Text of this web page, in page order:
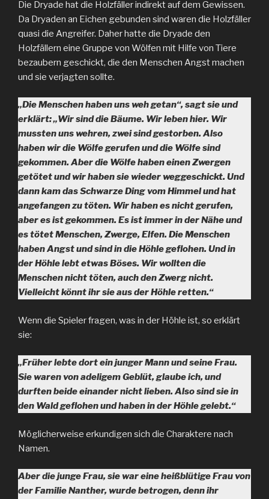
Die Dryade hat die Holzfäller indirekt auf dem Gewissen.
Da Dryaden an Eichen gebunden sind waren die Holzfäller
quasi die Angreifer. Daher hatte die Dryade den
Holzfällern eine Gruppe von Wölfen mit Hilfe von Tiere
bezaubern geschickt, die den Menschen Angst machen
und sie verjagten sollte.
„Die Menschen haben uns weh getan“, sagt sie und
erklärt: „Wir sind die Bäume. Wir leben hier. Wir
mussten uns wehren, zwei sind gestorben. Also
haben wir die Wölfe gerufen und die Wölfe sind
gekommen. Aber die Wölfe haben einen Zwergen
getötet und wir haben sie wieder weggeschickt. Und
dann kam das Schwarze Ding vom Himmel und hat
angefangen zu töten. Wir haben es nicht gerufen,
aber es ist gekommen. Es ist immer in der Nähe und
es tötet Menschen, Zwerge, Elfen. Die Menschen
haben Angst und sind in die Höhle geflohen. Und in
der Höhle lebt etwas Böses. Wir wollten die
Menschen nicht töten, auch den Zwerg nicht.
Vielleicht könnt ihr sie aus der Höhle retten.“
Wenn die Spieler fragen, was in der Höhle ist, so erklärt
sie:
„Früher lebte dort ein junger Mann und seine Frau.
Sie waren von adeligem Geblüt, glaube ich, und
durften beide einander nicht lieben. Also sind sie in
den Wald geflohen und haben in der Höhle gelebt.“
Möglicherweise erkundigen sich die Charaktere nach
Namen.
Aber die junge Frau, sie war eine heißblütige Frau von
der Familie Nanther, wurde betrogen, denn ihr